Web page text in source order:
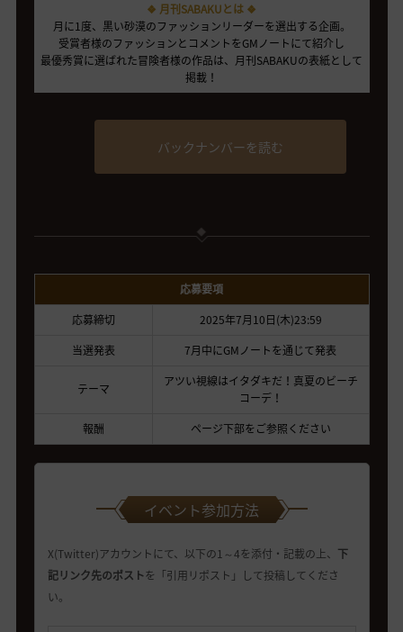
❖ 月刊SABAKUとは ❖
月に1度、黒い砂漠のファッションリーダーを選出する企画。
受賞者様のファッションとコメントをGMノートにて紹介し
最優秀賞に選ばれた冒険者様の作品は、月刊SABAKUの表紙として
掲載！
バックナンバーを読む
応募要項
応募締切
2025年7月10日(木)23:59
当選発表
7月中にGMノートを通じて発表
テーマ
アツい視線はイタダキだ！真夏のビーチ
コーデ！
報酬
ページ下部をご参照ください
イベント参加方法
X(Twitter)アカウントにて、以下の1～4を添付・記載の上、 下
記リンク先のポストを「引用リポスト」して投稿してくださ
い。